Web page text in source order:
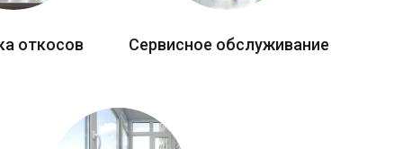
откосов Сервисное обслуживание